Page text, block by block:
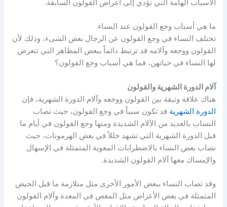
الأسباب الهامة التي تؤدي إلى أعراض القولون السابقة.
ما هي أسباب وجع القولون عند النساء
تختلف النساء في وجع القولون عن الرجال بعض الشىء، وذلك لأن
القولون ووجعه وآلامه قد ترتبط دائماً ببعض المظاهر التي تتعرض
لها النساء في حياتهن، فما هي أسباب وجع القولون؟
آلام الدورة الشهرية والقولون
هناك علاقة وثيقة بين القولون ووجعه وآلام الدورة الشهرية، فإن
الدورة الشهرية قد تكون سبباً في وجع القولون، حيث تصاب
النساب بالعديد من الآلام الشديدة ومنها وجع القولون في أيام ما
قبل الدورة الشهرية التي تشهد خللاً في بعض الهرمونات، حيث
تصاب بعض النساء بالاضطرابات المعوية المتمثلة في الإسهال
والإمساك معها آلام القولون الشديدة.
وقد تصاب النساء ببعض الأمور الأخرى مثل متلازمة ما قبل الحيض
المتمثلة في بعض الأعراض مثل المغص في المعدة وآلام القولون